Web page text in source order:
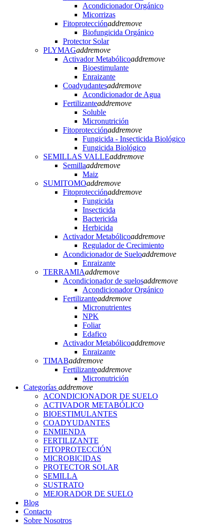
Acondicionador Orgánico
Micorrizas
Fitoprotecciónaddremove
Biofungicida Orgánico
Protector Solar
PLYMAGaddremove
Activador Metabólicoaddremove
Bioestimulante
Enraizante
Coadyudantesaddremove
Acondicionador de Agua
Fertilizanteaddremove
Soluble
Micronutrición
Fitoprotecciónaddremove
Fungicida - Insecticida Biológico
Fungicida Biológico
SEMILLAS VALLEaddremove
Semillaaddremove
Maiz
SUMITOMOaddremove
Fitoprotecciónaddremove
Fungicida
Insecticida
Bactericida
Herbicida
Activador Metabólicoaddremove
Regulador de Crecimiento
Acondicionador de Sueloaddremove
Enraizante
TERRAMIAaddremove
Acondicionador de suelosaddremove
Acondicionador Orgánico
Fertilizanteaddremove
Micronutrientes
NPK
Foliar
Edafico
Activador Metabólicoaddremove
Enraizante
TIMABaddremove
Fertilizanteaddremove
Micronutrición
Categorías addremove
ACONDICIONADOR DE SUELO
ACTIVADOR METABÓLICO
BIOESTIMULANTES
COADYUDANTES
ENMIENDA
FERTILIZANTE
FITOPROTECCIÓN
MICROBICIDAS
PROTECTOR SOLAR
SEMILLA
SUSTRATO
MEJORADOR DE SUELO
Blog
Contacto
Sobre Nosotros